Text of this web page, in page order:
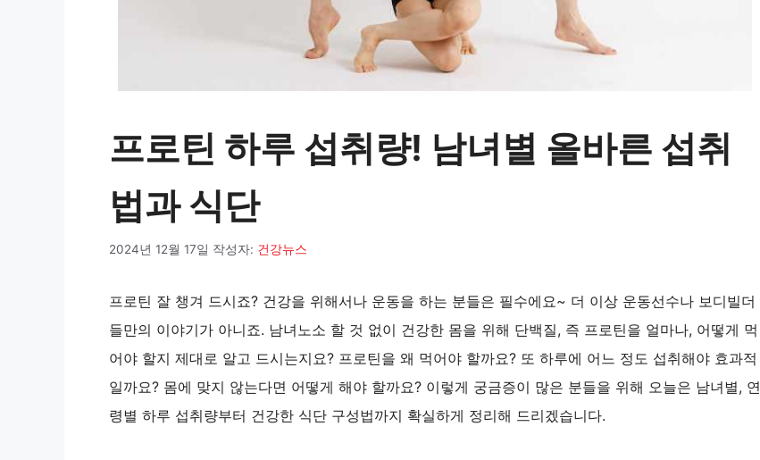
프로틴 하루 섭취량! 남녀별 올바른 섭취
법과 식단
2024년 12월 17일 작성자: 건강뉴스
프로틴 잘 챙겨 드시죠? 건강을 위해서나 운동을 하는 분들은 필수에요~ 더 이상 운동선수나 보디빌더
들만의 이야기가 아니죠. 남녀노소 할 것 없이 건강한 몸을 위해 단백질, 즉 프로틴을 얼마나, 어떻게 먹
어야 할지 제대로 알고 드시는지요? 프로틴을 왜 먹어야 할까요? 또 하루에 어느 정도 섭취해야 효과적
일까요? 몸에 맞지 않는다면 어떻게 해야 할까요? 이렇게 궁금증이 많은 분들을 위해 오늘은 남녀별, 연
령별 하루 섭취량부터 건강한 식단 구성법까지 확실하게 정리해 드리겠습니다.